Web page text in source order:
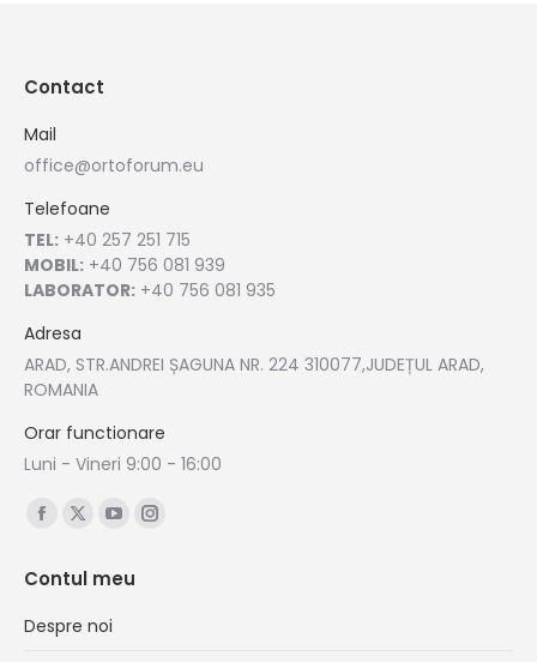
Contact
Mail
office@ortoforum.eu
Telefoane
TEL: +40 257 251 715
MOBIL: +40 756 081 939
LABORATOR: +40 756 081 935
Adresa
ARAD, STR.ANDREI ȘAGUNA NR. 224 310077,JUDEȚUL ARAD,
ROMANIA
Orar functionare
Luni - Vineri 9:00 - 16:00
Find us on:
Facebook
opens
in
X
opens
in
YouTube
opens
Instagram
Contul meu
Despre noi